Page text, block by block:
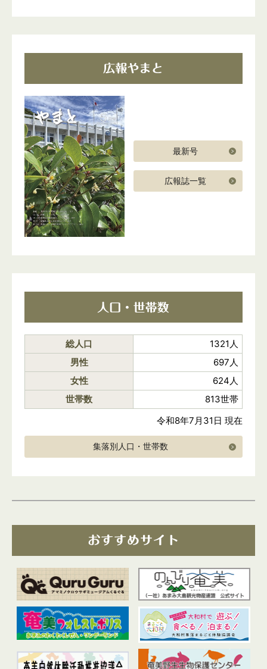
最新号
広報誌一覧
総人口
1321人
男性
697人
女性
624人
世帯数
813世帯
令和8年7月31日 現在
集落別人口・世帯数